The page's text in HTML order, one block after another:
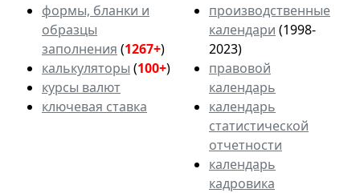
формы, бланки и
образцы
заполнения (1267+)
калькуляторы (100+)
курсы валют
ключевая ставка
производственные
календари (1998-
2023)
правовой
календарь
календарь
статистической
отчетности
календарь
кадровика